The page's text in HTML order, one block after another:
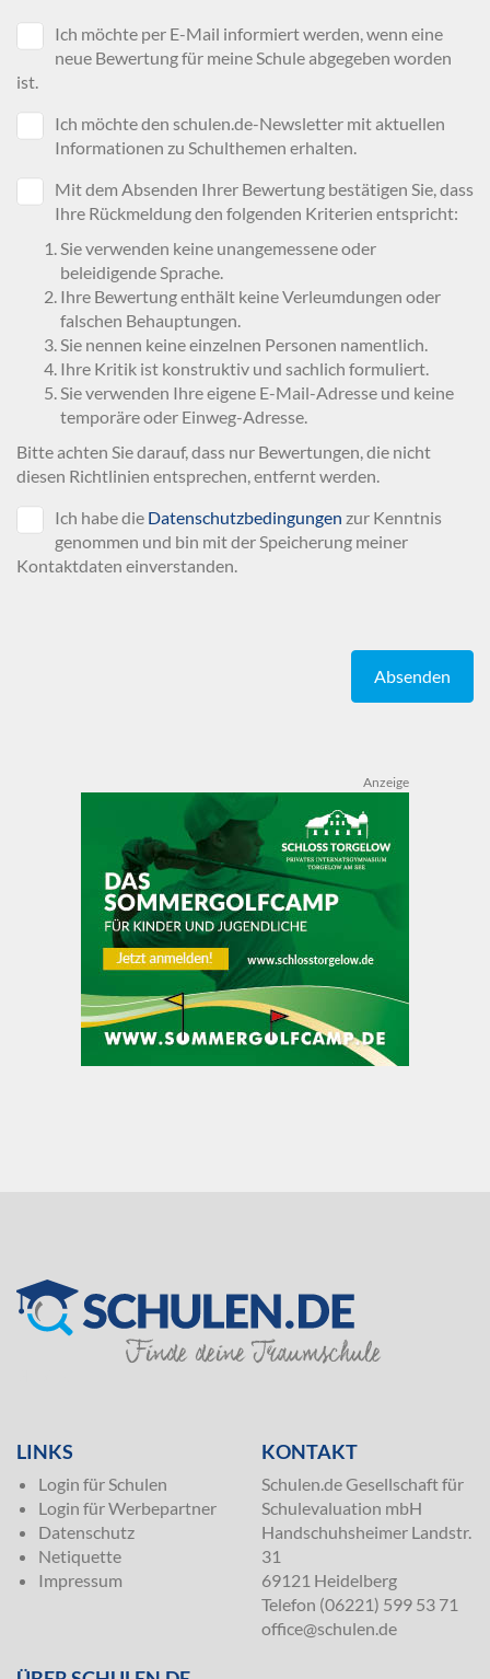
Ich möchte per E-Mail informiert werden, wenn eine
neue Bewertung für meine Schule abgegeben worden
ist.
Ich möchte den schulen.de-Newsletter mit aktuellen
Informationen zu Schulthemen erhalten.
Mit dem Absenden Ihrer Bewertung bestätigen Sie, dass
Ihre Rückmeldung den folgenden Kriterien entspricht:
Sie verwenden keine unangemessene oder
beleidigende Sprache.
Ihre Bewertung enthält keine Verleumdungen oder
falschen Behauptungen.
Sie nennen keine einzelnen Personen namentlich.
Ihre Kritik ist konstruktiv und sachlich formuliert.
Sie verwenden Ihre eigene E-Mail-Adresse und keine
temporäre oder Einweg-Adresse.
Bitte achten Sie darauf, dass nur Bewertungen, die nicht
diesen Richtlinien entsprechen, entfernt werden.
Ich habe die Datenschutzbedingungen zur Kenntnis
genommen und bin mit der Speicherung meiner
Kontaktdaten einverstanden.
Absenden
Anzeige
LINKS
Login für Schulen
Login für Werbepartner
Datenschutz
Netiquette
Impressum
KONTAKT
Schulen.de Gesellschaft für
Schulevaluation mbH
Handschuhsheimer Landstr.
31
69121 Heidelberg
Telefon (06221) 599 53 71
office@schulen.de